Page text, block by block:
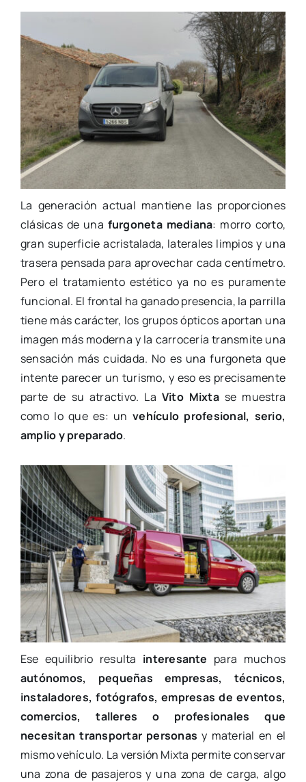
La generación actual mantiene las proporciones
clásicas de una furgoneta mediana: morro corto,
gran superficie acristalada, laterales limpios y una
trasera pensada para aprovechar cada centímetro.
Pero el tratamiento estético ya no es puramente
funcional. El frontal ha ganado presencia, la parrilla
tiene más carácter, los grupos ópticos aportan una
imagen más moderna y la carrocería transmite una
sensación más cuidada. No es una furgoneta que
intente parecer un turismo, y eso es precisamente
parte de su atractivo. La Vito Mixtase muestra
como lo que es: unvehículo profesional, serio,
amplio y preparado.
Ese equilibrio resulta interesante para muchos
autónomos, pequeñas empresas, técnicos,
instaladores, fotógrafos, empresas de eventos,
comercios, talleres o profesionales que
necesitan transportar personas y material en el
mismo vehículo. La versión Mixta permite conservar
una zona de pasajeros y una zona de carga, algo